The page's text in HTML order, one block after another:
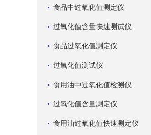
食品中过氧化值测定仪
过氧化值含量快速测试仪
食品过氧化值测定仪
过氧化值测试仪
食用油中过氧化值检测仪
过氧化值含量测定仪
食用油过氧化值快速测定仪